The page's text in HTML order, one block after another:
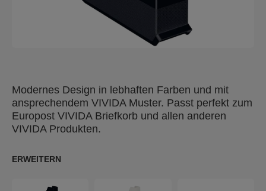
Modernes Design in lebhaften Farben und mit
ansprechendem VIVIDA Muster. Passt perfekt zum
Europost VIVIDA Briefkorb und allen anderen
VIVIDA Produkten.
ERWEITERN